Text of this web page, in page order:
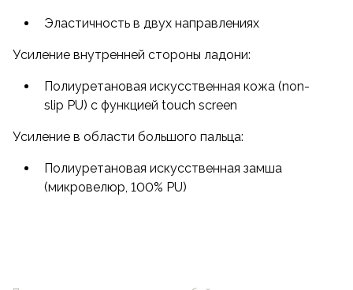
Эластичность в двух направлениях
Усиление внутренней стороны ладони:
Полиуретановая искусственная кожа (non-
slip PU) с функцией touch screen
Усиление в области большого пальца:
Полиуретановая искусственная замша
(микровелюр, 100% PU)